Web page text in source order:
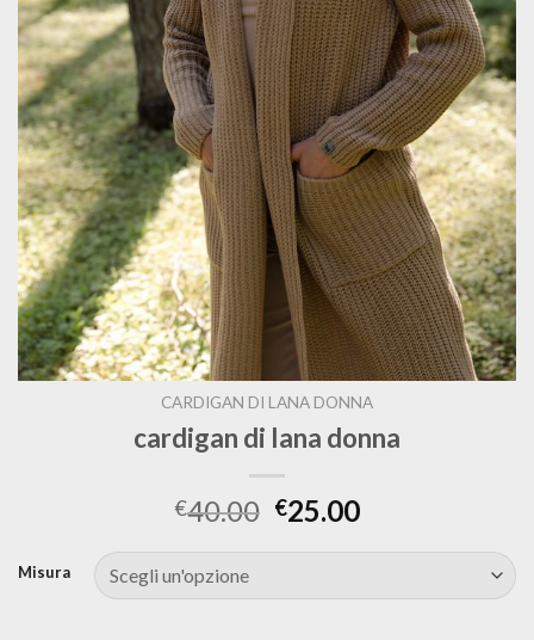
CARDIGAN DI LANA DONNA
cardigan di lana donna
€40.00 €25.00
Misura